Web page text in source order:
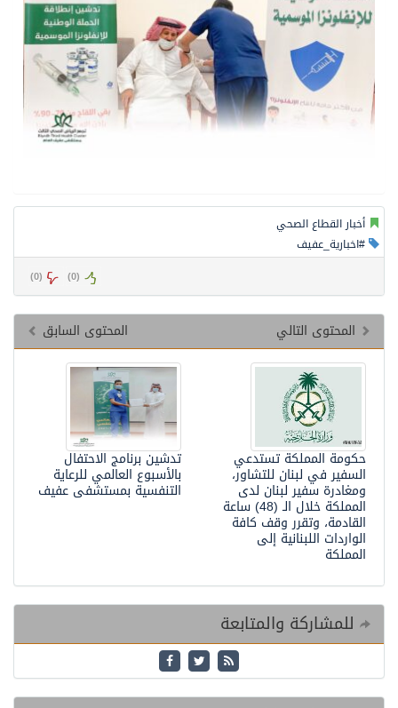
أخبار القطاع الصحي
#اخبارية_عفيف
(
0
) (
0
)
المحتوى السابق المحتوى التالي
تدشين برنامج الاحتفال
بالأسبوع العالمي للرعاية
التنفسية بمستشفى عفيف
حكومة المملكة تستدعي
السفير في لبنان للتشاور،
ومغادرة سفير لبنان لدى
المملكة خلال الـ (48) ساعة
القادمة، وتقرر وقف كافة
الواردات اللبنانية إلى
المملكة
للمشاركة والمتابعة